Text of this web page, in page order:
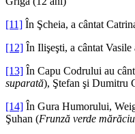
[11] În Şcheia, a cântat
[12] În Ilişeşti, a cântat
[13] În Capu Codrului au
suparată), Ştefan şi Dumitru
[14] În Gura Humorului,
Şuhan (Frunză verde